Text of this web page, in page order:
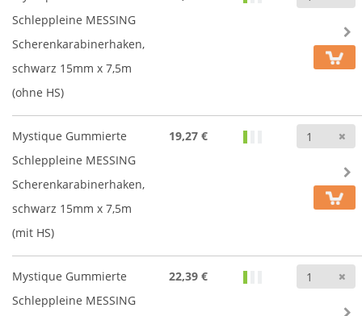
Schleppleine MESSING
Scherenkarabinerhaken,
schwarz 15mm x 7,5m
(ohne HS)
Mystique Gummierte
Schleppleine MESSING
Scherenkarabinerhaken,
schwarz 15mm x 7,5m
(mit HS)
19,27 €
Mystique Gummierte
Schleppleine MESSING
22,39 €